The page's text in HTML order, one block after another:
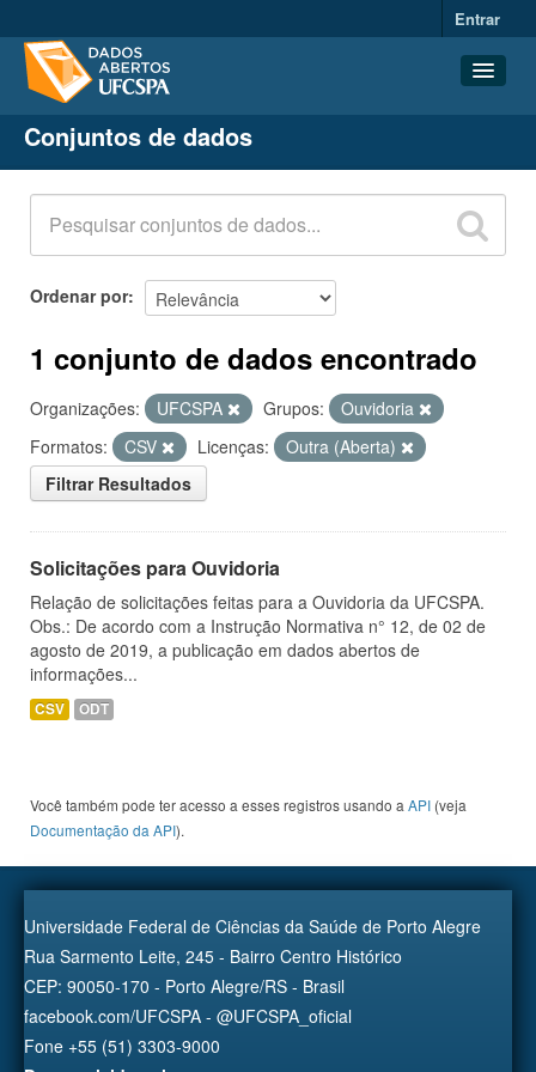
Entrar
Conjuntos de dados
Organizações
Grupos
Sobre
Conjuntos de dados
Ordenar por
1 conjunto de dados encontrado
Organizações: UFCSPA Grupos:
Ouvidoria
Formatos:
CSV Licenças:
Outra (Aberta)
Filtrar Resultados
Solicitações para Ouvidoria
Relação de solicitações feitas para a Ouvidoria da UFCSPA.
Obs.: De acordo com a Instrução Normativa n° 12, de 02 de
agosto de 2019, a publicação em dados abertos de
informações...
CSV ODT
Você também pode ter acesso a esses registros usando a API (veja
Documentação da API).
Universidade Federal de Ciências da Saúde de Porto Alegre
Rua Sarmento Leite, 245 - Bairro Centro Histórico
CEP: 90050-170 - Porto Alegre/RS - Brasil
facebook.com/UFCSPA - @UFCSPA_oficial
Fone +55 (51) 3303-9000